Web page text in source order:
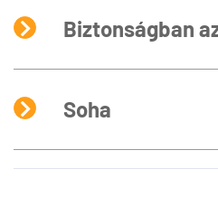
Biztonságban
Soha